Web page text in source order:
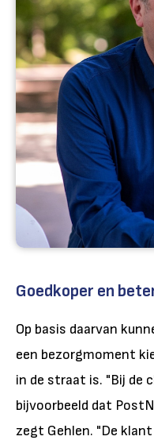
Goedkoper en
Op basis daarvan
een bezorgmoment
in de straat is. "Bij de
bijvoorbeeld dat
zegt Gehlen. "De